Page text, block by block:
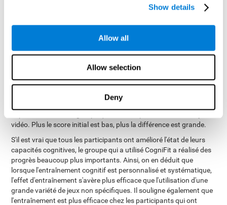
Show details
Allow all
Allow selection
Deny
rendement dans la plupart des capacités cognitives mesurées.
amélioré toutes les capacités cognitives mesurées. De plus, ce
même groupe a également montré dans 4 des capacités
cognitives mesurées une amélioration significativement
supérieure à celle du groupe témoin. Ces quatre capacités
cognitives étaient : attention concentrée (P<.0001),
(P<.01) et flexibilité cognitive (P<.01). L'analyse régressive des
évaluations indique que, lorsque le score initial était faible,
l'amélioration dans le groupe qui avait utilisé CogniFit était
vidéo. Plus le score initial est bas, plus la différence est grande.
S'il est vrai que tous les participants ont amélioré l'état de leurs
capacités cognitives, le groupe qui a utilisé CogniFit a réalisé des
progrès beaucoup plus importants. Ainsi, on en déduit que
lorsque l'entraînement cognitif est personnalisé et systématique,
l'effet d'entraînement s'avère plus efficace que l'utilisation d'une
grande variété de jeux non spécifiques. Il souligne également que
l'entraînement est plus efficace chez les participants qui ont